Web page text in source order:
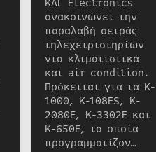
ανακοινώνει την
παραλαβή σειράς
τηλεχειριστηρίων
για κλιματιστικά
και air condition.
Πρόκειται για τα K-
1000, K-108ES, K-
2080E, K-3302E και
K-650E, τα οποία
προγραμματίζον…